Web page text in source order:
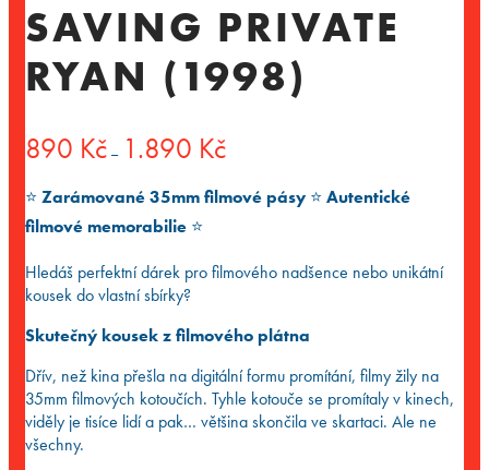
SAVING PRIVATE
RYAN (1998)
890 Kč – 1.890 Kčcen:
až
⭐️ Zarámované 35mm filmové pásy ⭐️ Autentické
filmové memorabilie ⭐️
Hledáš perfektní dárek pro filmového nadšence nebo unikátní
kousek do vlastní sbírky?
Skutečný kousek z filmového plátna
Dřív, než kina přešla na digitální formu promítání, filmy žily na
35mm filmových kotoučích. Tyhle kotouče se promítaly v kinech,
viděly je tisíce lidí a pak… většina skončila ve skartaci. Ale ne
všechny.